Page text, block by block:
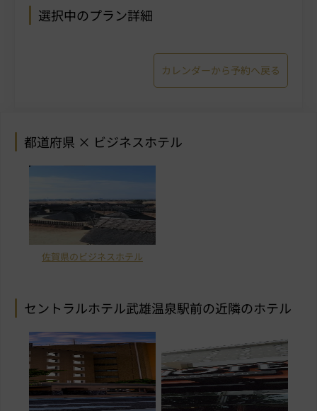
選択中のプラン詳細
カレンダーから予約へ戻る
都道府県 × ビジネスホテル
佐賀県のビジネスホテル
セントラルホテル武雄温泉駅前の近隣のホテル